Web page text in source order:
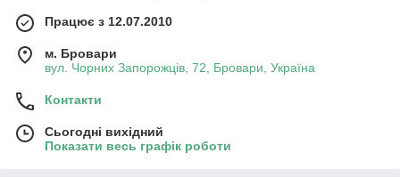
Працює з 12.07.2010
м. Бровари
вул. Чорних Запорожців, 72, Бровари, Україна
Контакти
Сьогодні вихідний
Показати весь графік роботи